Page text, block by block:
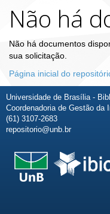
Não há
Não há documentos
sua solicitação.
Página inicial do
Universidade de Brasília -
Coordenadoria de Gestão da
(61) 3107-2683
repositorio@unb.br